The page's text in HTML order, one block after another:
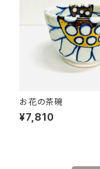
お花の茶碗
¥7,810